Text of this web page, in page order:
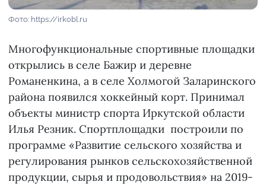
Фото: https://irkobl.ru
Многофункциональные спортивные площадки
открылись в селе Бажир и деревне
Романенкина, а в селе Холмогой Заларинского
района появился хоккейный корт. Принимал
объекты министр спорта Иркутской области
Илья Резник. Спортплощадки построили по
программе «Развитие сельского хозяйства и
регулирования рынков сельскохозяйственной
продукции, сырья и продовольствия» на 2019-